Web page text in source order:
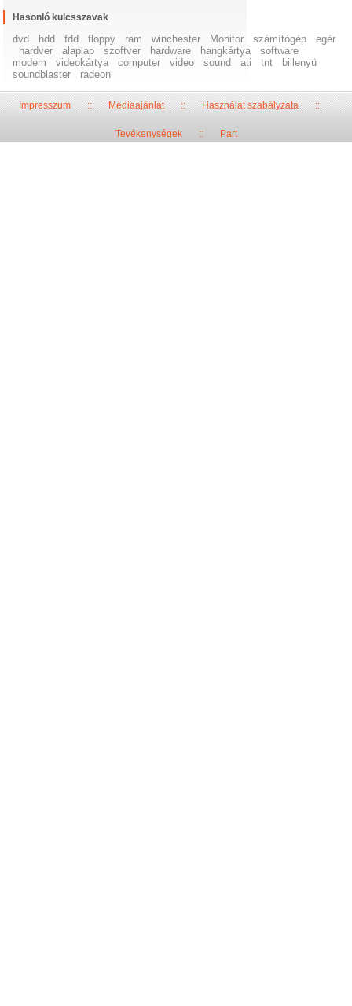
Hasonló kulcsszavak
dvd hdd fdd floppy ram winchester Monitor számítógép
egér
hardver
alaplap szoftver hardware hangkártya
software
modem
videokártya computer video sound ati tnt
billenyü
soundblaster
radeon
Impresszum::Médiaajánlat::Használat szabályzata::
Tevékenységek:: Part